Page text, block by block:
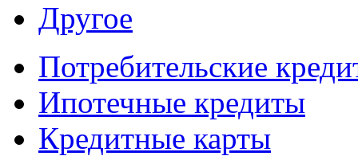
Другое
Потребительские
Ипотечные кредиты
Кредитные карты